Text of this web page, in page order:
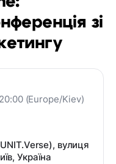
зі
(Europe/Kiev)
вулиця
Україна